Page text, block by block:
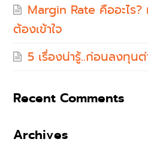
Margin Rate คืออะไร?
ต้องเข้าใจ
5 เรื่องน่ารู้..ก่อนลงทุนต่
Recent Comments
Archives